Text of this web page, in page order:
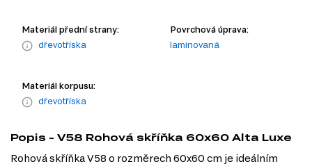
Materiál přední strany:
dřevotříska
Povrchová úprava:
laminovaná
Materiál korpusu:
dřevotříska
Popis - V58 Rohová skříňka 60x60 Alta Luxe
Rohová skříňka V58 o rozměrech 60x60 cm je ideálním